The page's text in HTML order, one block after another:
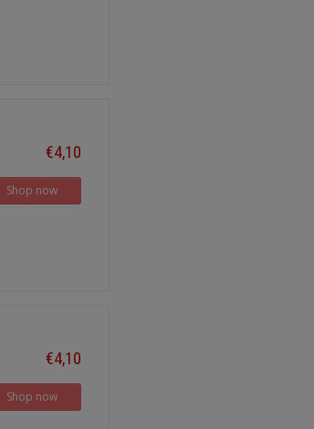
€4,10
Shop now
€4,10
Shop now